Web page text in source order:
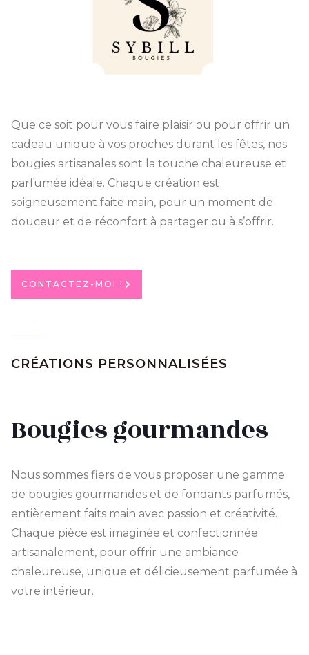
Que ce soit pour vous faire plaisir ou pour offrir un
cadeau unique à vos proches durant les fêtes, nos
bougies artisanales sont la touche chaleureuse et
parfumée idéale. Chaque création est
soigneusement faite main, pour un moment de
douceur et de réconfort à partager ou à s’offrir.
CONTACTEZ-MOI !
CRÉATIONS PERSONNALISÉES
Bougies gourmandes
Nous sommes fiers de vous proposer une gamme
de bougies gourmandes et de fondants parfumés,
entièrement faits main avec passion et créativité.
Chaque pièce est imaginée et confectionnée
artisanalement, pour offrir une ambiance
chaleureuse, unique et délicieusement parfumée à
votre intérieur.